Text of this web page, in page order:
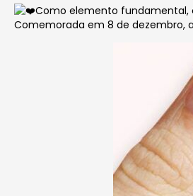
Como elemento fundamental,
Comemorada em 8 de dezembro,